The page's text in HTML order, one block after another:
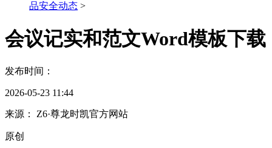
品安全动态 >
会议记实和范文Word模板下载
发布时间：
2026-05-23 11:44
来源： Z6·尊龙时凯官方网站
原创